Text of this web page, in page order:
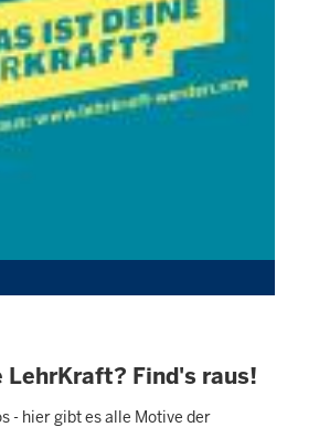
LehrKraft? Find's raus!
- hier gibt es alle Motive der